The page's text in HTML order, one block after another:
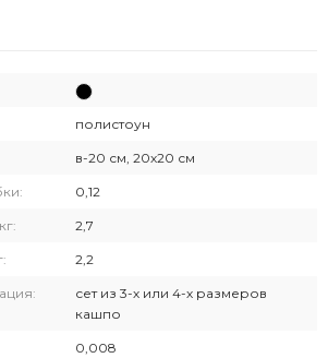
полистоун
в-20 см, 20х20 см
0,12
2,7
2,2
сет из 3-х или 4-х размеров
кашпо
0,008